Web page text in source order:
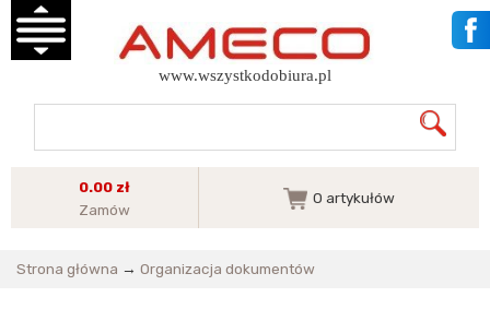
www.wszystkodobiura.pl
0.00 zł
Zamów
0 artykułów
Strona główna → Organizacja dokumentów